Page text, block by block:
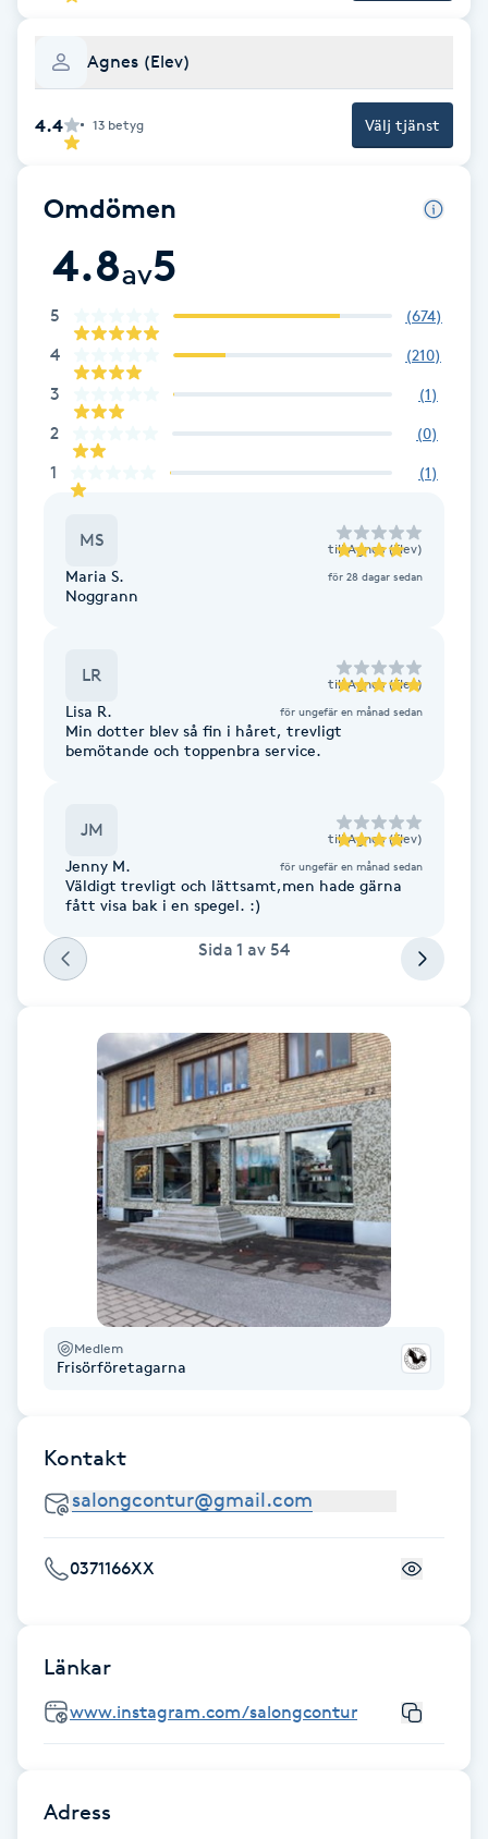
Fransk manikyr
Frekvensterapi
Friskvård
Friskvårdsmassage
Frisör
Funktionsanalys
Färgning
Gel naglar
Gellack
Gravidmassage
Gravidyoga
Gruppträning
Herrklippning
Hollywood Peel
Hot yoga
Huduppstramning
Hudvård
Agnes (Elev)
4.4 13 betyg Välj tjänst
Omdömen
4.8av5
5 (674)
4 (210)
3 (1)
2 (0)
1 (1)
MS till Agnes (Elev)
Maria S. för 28 dagar sedan
Noggrann
LR till Agnes (Elev)
Lisa R. för ungefär en månad sedan
Min dotter blev så fin i håret, trevligt
bemötande och toppenbra service.
JM till Agnes (Elev)
Jenny M. för ungefär en månad sedan
Väldigt trevligt och lättsamt,men hade gärna
fått visa bak i en spegel. :)
Sida 1 av 54
Medlem
Frisörföretagarna
Kontakt
0371166XX
Länkar
www.instagram.com/salongcontur
Adress